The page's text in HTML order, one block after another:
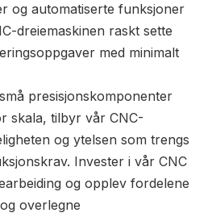
og automatiserte funksjoner
dreiemaskinen raskt sette
med minimalt
presisjonskomponenter
skala, tilbyr vår CNC-
og ytelsen som trengs
Invester i vår CNC
og opplev fordelene
overlegne